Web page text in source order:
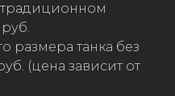
размера танка без
(цена зависит от